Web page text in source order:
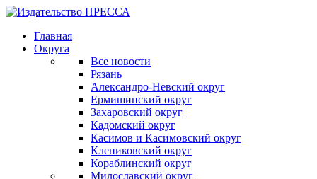
Главная
Округа
Все новости
Рязань
Александро-Невский округ
Ермишинский округ
Захаровский округ
Кадомский округ
Касимов и Касимовский округ
Клепиковский округ
Кораблинский округ
Милославский округ